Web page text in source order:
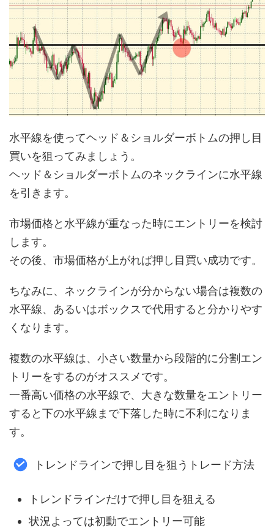
水平線を使ってヘッド＆ショルダーボトムの押し目
買いを狙ってみましょう。
ヘッド＆ショルダーボトムのネックラインに水平線
を引きます。
市場価格と水平線が重なった時にエントリーを検討
します。
その後、市場価格が上がれば押し目買い成功です。
ちなみに、ネックラインが分からない場合は複数の
水平線、あるいはボックスで代用すると分かりやす
くなります。
複数の水平線は、小さい数量から段階的に分割エン
トリーをするのがオススメです。
一番高い価格の水平線で、大きな数量をエントリー
すると下の水平線まで下落した時に不利になりま
す。
トレンドラインで押し目を狙うトレード方法
トレンドラインだけで押し目を狙える
状況よっては初動でエントリー可能